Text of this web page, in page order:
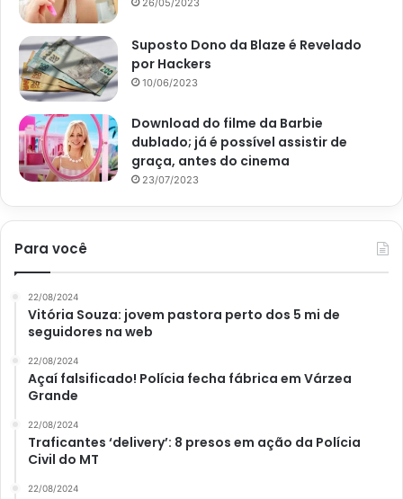
Cravo-da-índia
O cravo-da-índia também tem um odor que afasta essas
criaturinhas incômodas. Para que seu uso seja
potencializado, corte uma laranja ou limão ao meio, espete
alguns cravos e coloque nos pontos estratégicos para que
os insetos se mantenham longe.
Óleo de neem
Para usar o óleo de neem como repelente, basta colocar
15 gotas em 30 ml de água (proporção para base de
medidas maiores) dentro de um spray ou borrifador.
Assim, será possível pulverizar todas as áreas infestadas.
Além dessas dicas caseiras para repelir insetos sem
como:
Uso de rede de proteção em portas e janelas, como
26/05/2023
Suposto Dono da Blaze é Revelado
por Hackers
10/06/2023
Download do filme da Barbie
dublado; já é possível assistir de
graça, antes do cinema
23/07/2023
Para você
22/08/2024
Vitória Souza: jovem pastora perto dos 5 mi de
seguidores na web
22/08/2024
Açaí falsificado! Polícia fecha fábrica em Várzea
Grande
22/08/2024
Traficantes ‘delivery’: 8 presos em ação da Polícia
Civil do MT
22/08/2024